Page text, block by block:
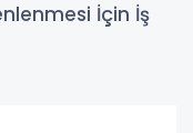
İçin İş